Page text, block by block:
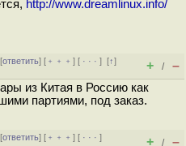
http://www.dreamlinux.info/
ответить] [ ﹢﹢﹢] [ · · ·][↑]
+ / –
из Китая в Россию как
партиями, под заказ.
ответить] [ ﹢﹢﹢] [ · · ·]
+ / –